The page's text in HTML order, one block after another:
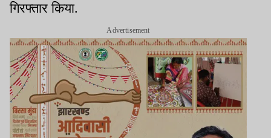
गिरफ्तार किया.
Advertisement